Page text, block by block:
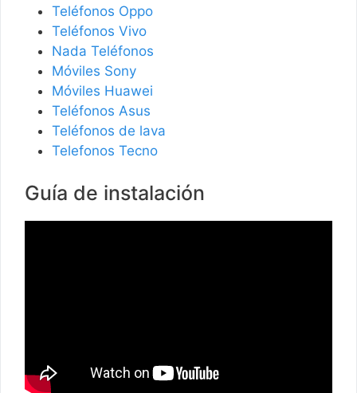
Teléfonos Oppo
Teléfonos Vivo
Nada Teléfonos
Móviles Sony
Móviles Huawei
Teléfonos Asus
Teléfonos de lava
Telefonos Tecno
Guía de instalación